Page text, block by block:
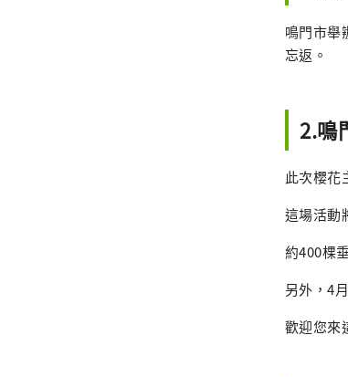
鳴門市舉
忘返。
2.鳴
此次櫻花
這場活動
約400棵
另外，4
歡迎您來